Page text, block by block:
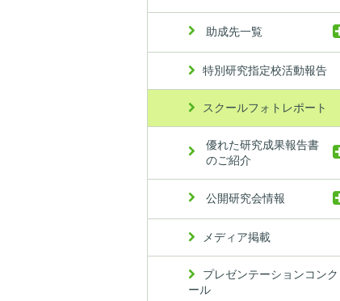
助成先一覧
特別研究指定校活動報告
スクールフォトレポート
優れた研究成果報告書
のご紹介
公開研究会情報
メディア掲載
プレゼンテーションコンク
ール